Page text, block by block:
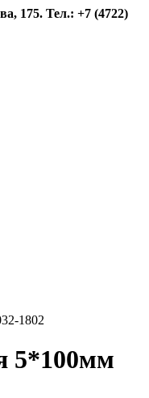
175. Тел.: +7 (4722)
1802
5*100мм